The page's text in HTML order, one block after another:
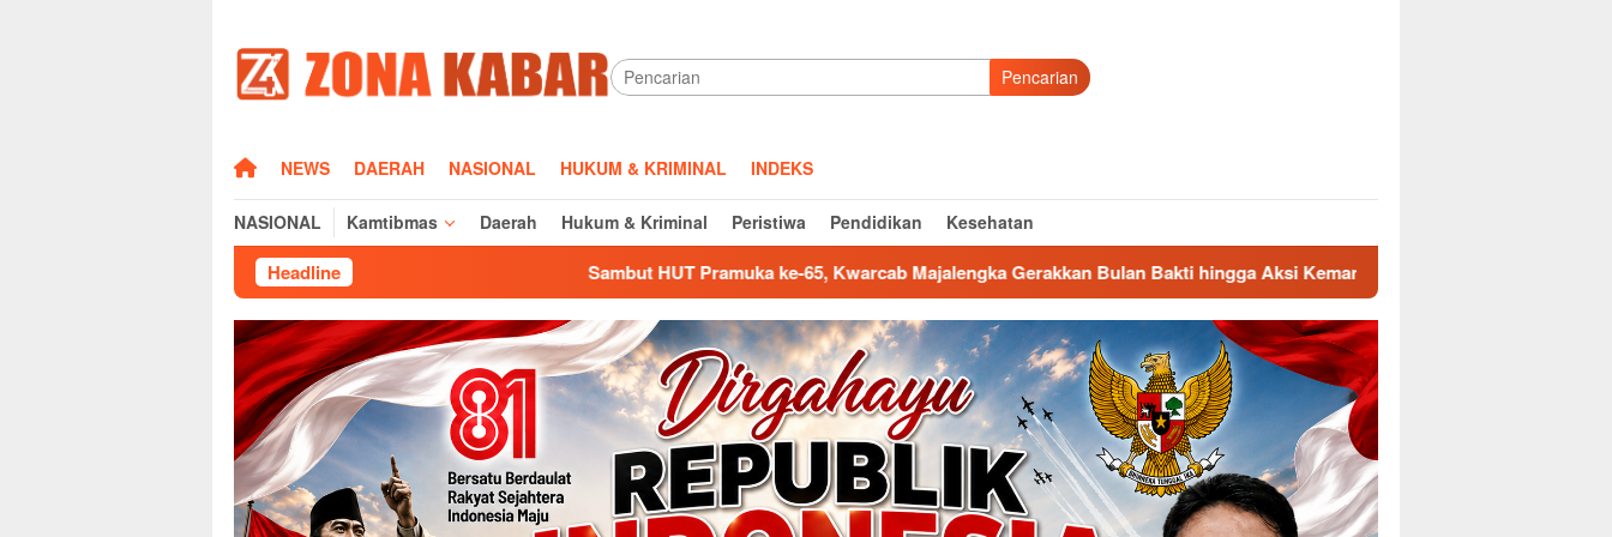
konten
Pencarian
HOMENEWS DAERAH NASIONAL HUKUM & KRIMINAL INDEKS
NASIONAL Kamtibmas Daerah Hukum & Kriminal Peristiwa Pendidikan Kesehatan
Headline Sambut HUT Pramuka ke-65, Kwarcab Majalengka Gerakkan Bulan Bakti hingga Aksi Kemanusiaan Cegah Geng Motor dan Kejahatan